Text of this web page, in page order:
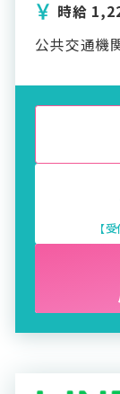
時給
公共交通機
【